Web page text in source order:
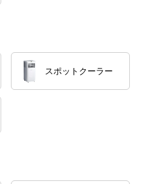
スポットクーラー